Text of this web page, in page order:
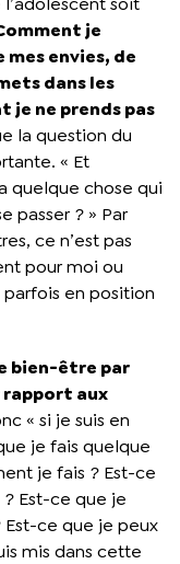
je
mes envies, de
dans les
je ne prends pas
la question du
« Et
quelque chose qui
passer ? » Par
ce n’est pas
pour moi ou
en position
bien-être par
rapport aux
« si je suis en
je fais quelque
je fais ? Est-ce
Est-ce que je
Est-ce que je peux
mis dans cette